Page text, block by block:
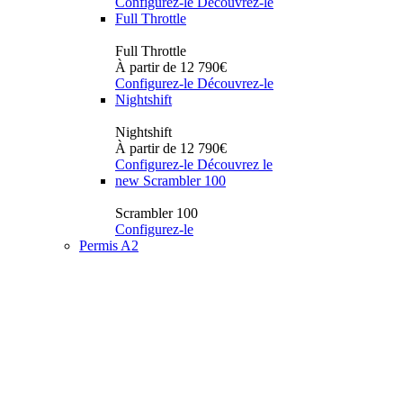
Full Throttle
Full Throttle
À partir de 12 790€
Configurez-le Découvrez-le
Nightshift
Nightshift
À partir de 12 790€
Configurez-le Découvrez le
new Scrambler 100
Scrambler 100
Configurez-le
Permis A2